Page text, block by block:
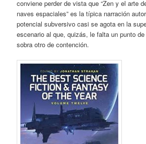
conviene perder de vista que “Zen y el arte
naves espaciales” es la típica narración
potencial subversivo casi se agota en la
escenario al que, quizás, le falta un punto
sobra otro de contención.